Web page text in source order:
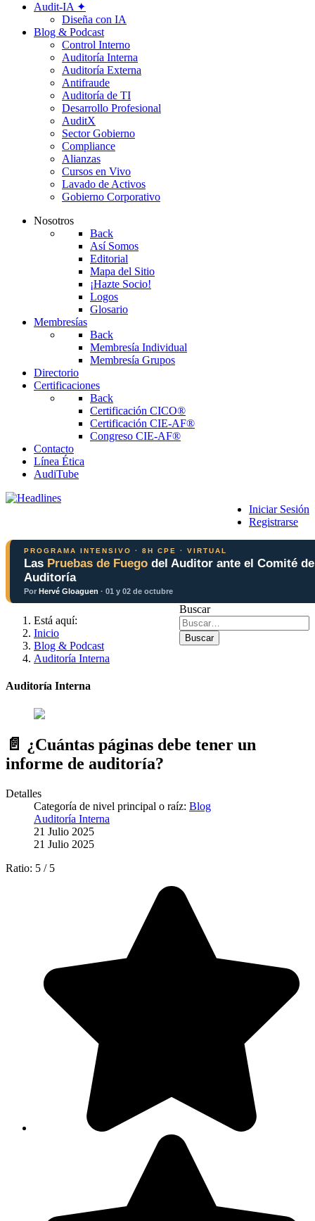
Audit-IA ✦
Diseña con IA
Blog & Podcast
Control Interno
Auditoría Interna
Auditoría Externa
Antifraude
Auditoría de TI
Desarrollo Profesional
AuditX
Sector Gobierno
Compliance
Alianzas
Cursos en Vivo
Lavado de Activos
Gobierno Corporativo
Nosotros
Back
Así Somos
Editorial
Mapa del Sitio
¡Hazte Socio!
Logos
Glosario
Membresías
Back
Membresía Individual
Membresía Grupos
Directorio
Certificaciones
Back
Certificación CICO®
Certificación CIE-AF®
Congreso CIE-AF®
Contacto
Línea Ética
AudiTube
Iniciar Sesión
Registrarse
PROGRAMA INTENSIVO · 8H CPE · VIRTUAL
Las Pruebas de Fuego del Auditor ante el Comité de
Auditoría
Por Hervé Gloaguen · 01 y 02 de octubre
Buscar
Buscar
Está aquí:
Inicio
Blog & Podcast
Auditoría Interna
Auditoría Interna
📄 ¿Cuántas páginas debe tener un
informe de auditoría?
Detalles
Categoría de nivel principal o raíz: Blog
Auditoría Interna
21 Julio 2025
21 Julio 2025
Ratio: 5 / 5